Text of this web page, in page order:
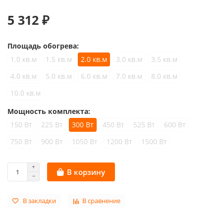
5 312 ₽
Площадь обогрева:
1.0 кв.м
1.5 кв.м 2.0 кв.м 3.0 кв.м
3.5 кв.м
4.0 кв.м
5.0 кв.м 6.0 кв.м 7.0 кв.м
8.0 кв.м
10.0 кв.м
Мощность комплекта:
150 Вт
225 Вт 300 Вт 450 Вт 525 Вт
600 Вт
750 Вт
900 Вт 1050 Вт 1200 Вт 1500 Вт
В корзину
В закладки В сравнение